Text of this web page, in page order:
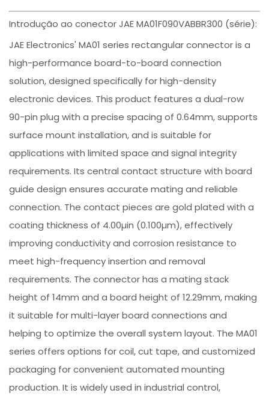
Introdução ao conector JAE MA01F090VABBR300 (série):
JAE Electronics' MA01 series rectangular connector is a
high-performance board-to-board connection
solution, designed specifically for high-density
electronic devices. This product features a dual-row
90-pin plug with a precise spacing of 0.64mm, supports
surface mount installation, and is suitable for
applications with limited space and signal integrity
requirements. Its central contact structure with board
guide design ensures accurate mating and reliable
connection. The contact pieces are gold plated with a
coating thickness of 4.00µin (0.100µm), effectively
improving conductivity and corrosion resistance to
meet high-frequency insertion and removal
requirements. The connector has a mating stack
height of 14mm and a board height of 12.29mm, making
it suitable for multi-layer board connections and
helping to optimize the overall system layout. The MA01
series offers options for coil, cut tape, and customized
packaging for convenient automated mounting
production. It is widely used in industrial control,